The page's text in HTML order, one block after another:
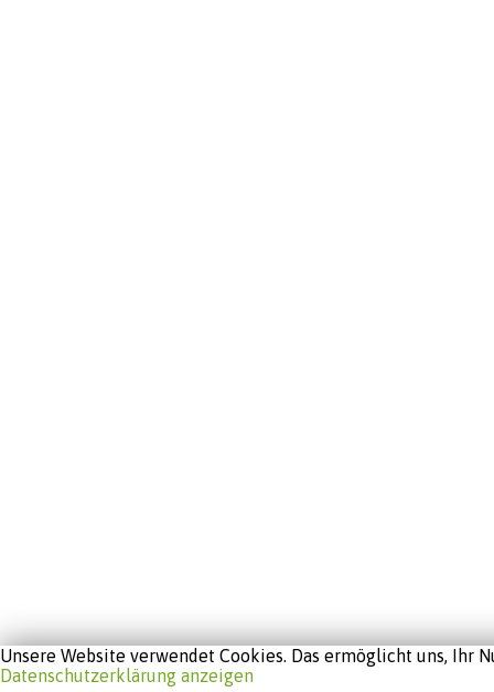
Unsere Website verwendet Cookies. Das ermöglicht uns,
Datenschutzerklärung anzeigen